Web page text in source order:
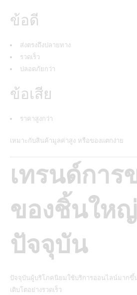
ข้อดี
ส่งตรงถึงปลายทาง
รวดเร็ว
ปลอดภัยกว่า
ข้อเสีย
ราคาสูงกว่า
เหมาะกับสินค้ามูลค่าสูง หรือของแตกง่าย
เทรนด์การ
ของชิ้นให
ปัจจุบัน
ปัจจุบันผู้บริโภคนิยมใช้บริการออนไลน์มากขึ้
เติบโตอย่างรวดเร็ว